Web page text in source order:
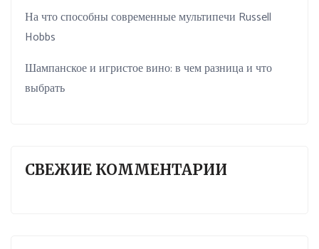
На что способны современные мультипечи Russell
Hobbs
Шампанское и игристое вино: в чем разница и что
выбрать
СВЕЖИЕ КОММЕНТАРИИ